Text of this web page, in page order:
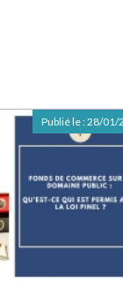
Publié le :28/01/